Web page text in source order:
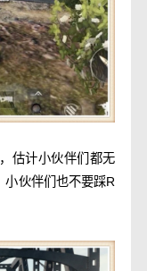
估计小伙伴们都无
小伙伴们也不要踩R